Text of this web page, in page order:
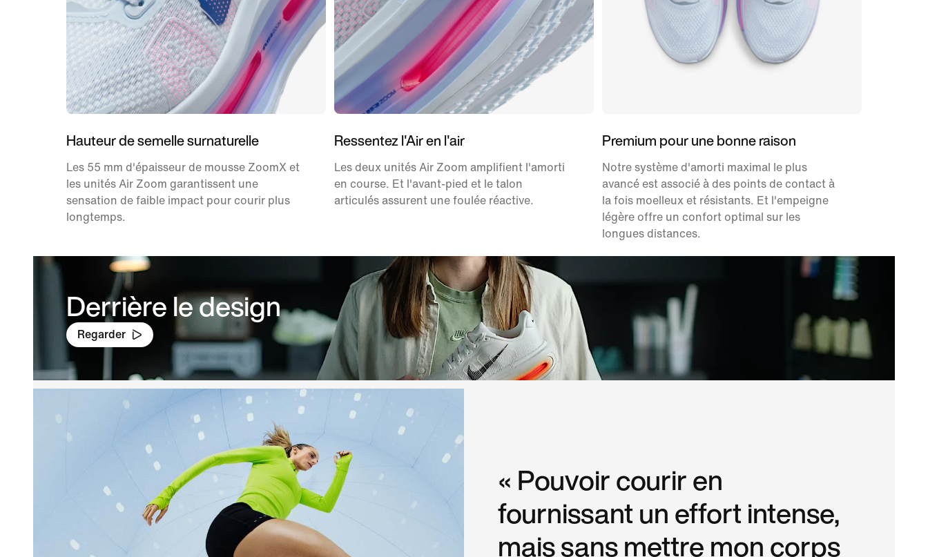
Hauteur de semelle surnaturelle
Les 55 mm d'épaisseur de mousse ZoomX et
les unités Air Zoom garantissent une
sensation de faible impact pour courir plus
longtemps.
Ressentez l'Air en l'air
Les deux unités Air Zoom amplifient l'amorti
en course. Et l'avant-pied et le talon
articulés assurent une foulée réactive.
Premium pour une bonne raison
Notre système d'amorti maximal le plus
avancé est associé à des points de contact à
la fois moelleux et résistants. Et l'empeigne
légère offre un confort optimal sur les
longues distances.
Derrière le design
Regarder
« Pouvoir courir en
fournissant un effort intense,
mais sans mettre mon corps